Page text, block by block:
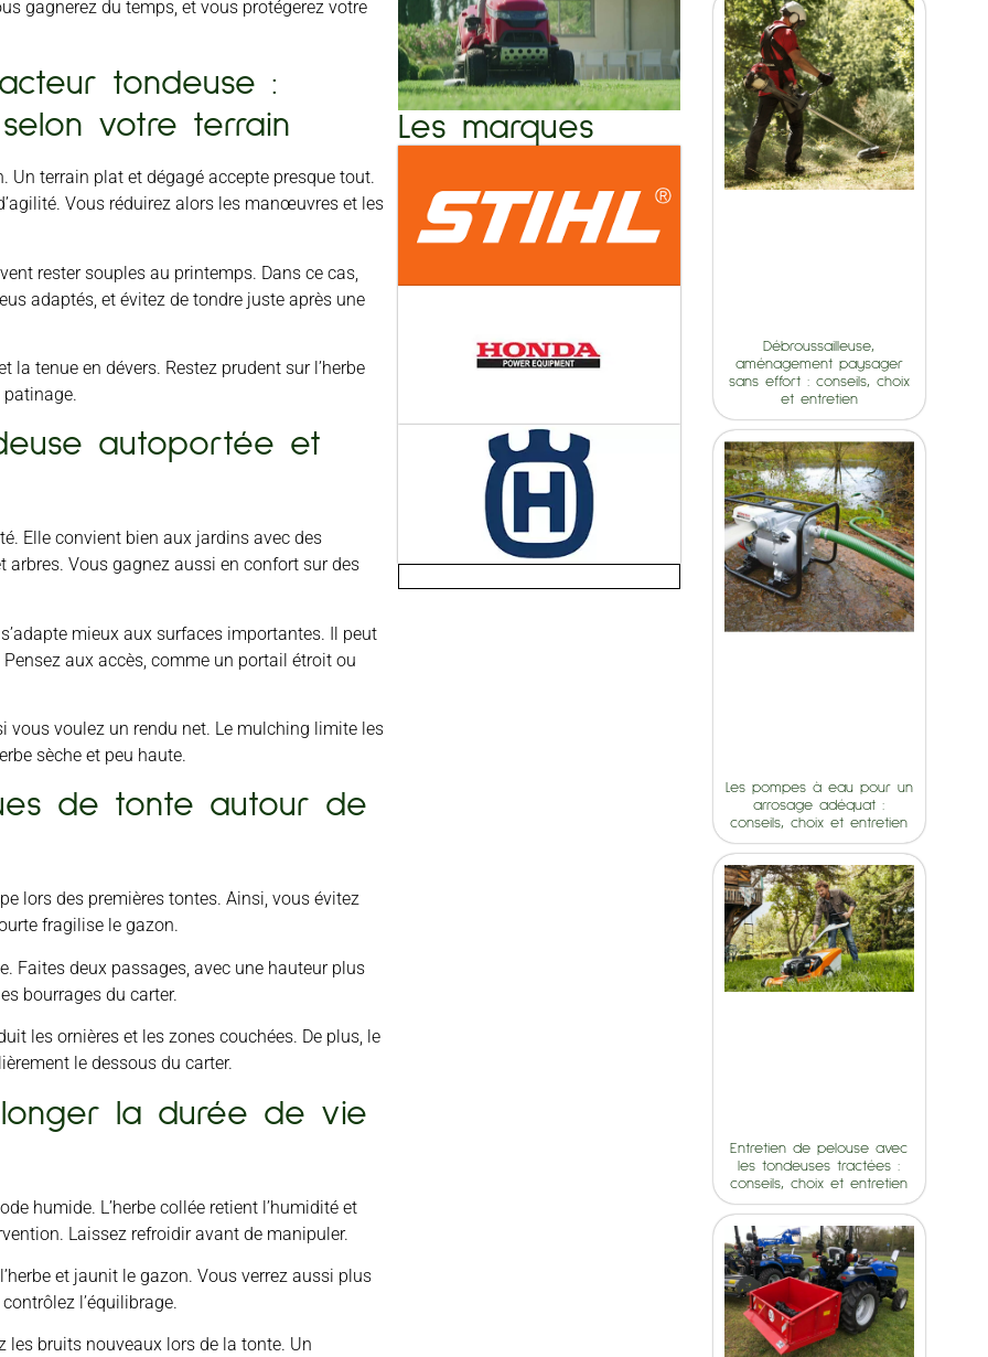
gagnerez du temps, et vous protégerez votre
tondeuse :
votre terrain
Un terrain plat et dégagé accepte presque tout.
Vous réduirez alors les manœuvres et les
rester souples au printemps. Dans ce cas,
adaptés, et évitez de tondre juste après une
tenue en dévers. Restez prudent sur l’herbe
autoportée et
Elle convient bien aux jardins avec des
Vous gagnez aussi en confort sur des
mieux aux surfaces importantes. Il peut
aux accès, comme un portail étroit ou
vous voulez un rendu net. Le mulching limite les
sèche et peu haute.
de tonte autour de
lors des premières tontes. Ainsi, vous évitez
fragilise le gazon.
Faites deux passages, avec une hauteur plus
bourrages du carter.
les ornières et les zones couchées. De plus, le
le dessous du carter.
la durée de vie
humide. L’herbe collée retient l’humidité et
Laissez refroidir avant de manipuler.
et jaunit le gazon. Vous verrez aussi plus
l’équilibrage.
les bruits nouveaux lors de la tonte. Un
Les marques
Débroussailleuse,
aménagement paysager
sans effort : conseils, choix
et entretien
Les pompes à eau pour un
arrosage adéquat :
conseils, choix et entretien
Entretien de pelouse avec
les tondeuses tractées :
conseils, choix et entretien